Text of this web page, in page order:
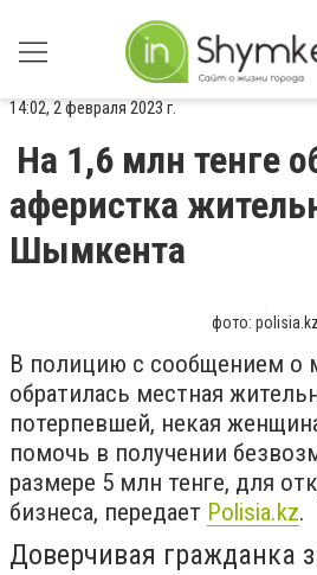
14:02, 2 февраля 2023 г.
На 1,6 млн тенге
аферистка
Шымкента
фото: polisia.kz
В полицию с сообщением о
обратилась местная
потерпевшей, некая
помочь в получении
размере 5 млн тенге, для
бизнеса, передает Polisia.kz.
Доверчивая гражданка